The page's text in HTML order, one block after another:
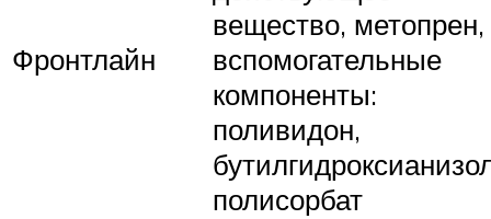
Фронтлайн
вещество, метопрен,
вспомогательные
компоненты:
поливидон,
полисорбат